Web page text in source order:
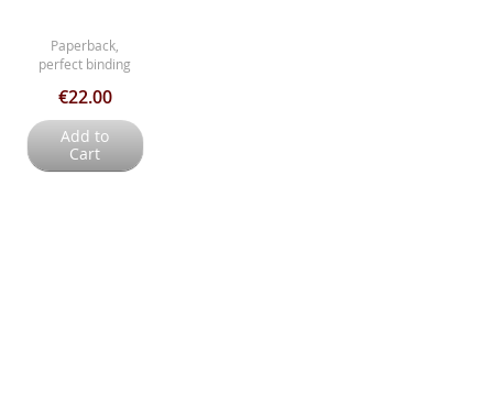
Paperback,
perfect binding
€22.00
Add to
Cart